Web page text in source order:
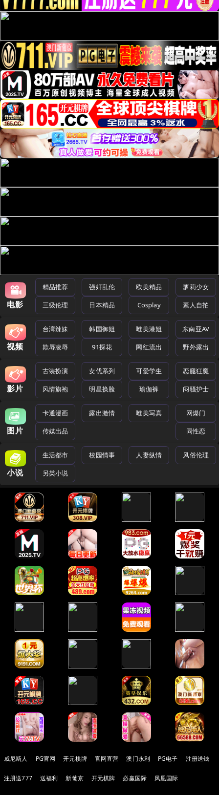
电影
精品推荐 强奸乱伦 欧美精品 萝莉少女
三级伦理 日本精品 Cosplay 素人自拍
视频
台湾辣妹 韩国御姐 唯美港姐 东南亚AV
欺辱凌辱 91探花 网红流出 野外露出
影片
古装扮演 女优系列 可爱学生 恋腿狂魔
风情旗袍 明星换脸 瑜伽裤 闷骚护士
图片
卡通漫画 露出激情 唯美写真 网爆门
传媒出品 同性恋
小说
生活都市 校园情事 人妻纵情 风俗伦理
另类小说
威尼斯人 PG官网 开元棋牌 官网直营 澳门永利 PG电子 注册送钱
注册送777 送福利 新葡京 开元棋牌 必赢国际 凤凰国际